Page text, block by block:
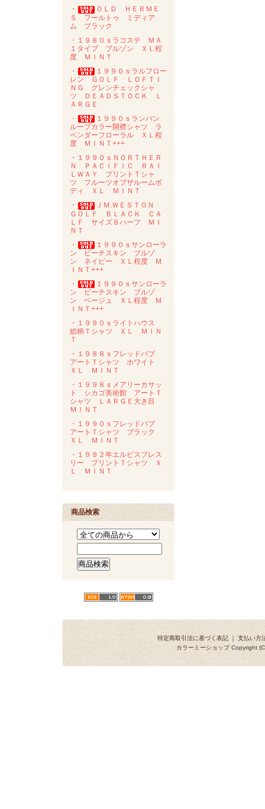
・
ＯＬＤ ＨＥＲＭＥ
Ｓ フールトゥ ミディア
ム ブラック
・１９８０ｓラコステ ＭＡ
１タイプ ブルゾン ＸＬ程
度 ＭＩＮＴ
・
１９９０ｓラルフロー
レン ＧＯＬＦ ＬＯＦＴＩ
ＮＧ グレンチェックシャ
ツ ＤＥＡＤＳＴＯＣＫ Ｌ
ＡＲＧＥ
・
１９９０ｓランバン
ループカラー開襟シャツ ラ
ベンダーフローラル ＸＬ程
度 ＭＩＮＴ+++
・１９９０ｓＮＯＲＴＨＥＲ
Ｎ ＰＡＣＩＦＩＣ ＲＡＩ
ＬＷＡＹ プリントＴシャ
ツ フルーツオブザルームボ
ディ ＸＬ ＭＩＮＴ
・
ＪＭ.ＷＥＳＴＯＮ
ＧＯＬＦ ＢＬＡＣＫ ＣＡ
ＬＦ サイズ８ハーフ ＭＩ
ＮＴ
・
１９９０ｓサンローラ
ン ピーチスキン ブルゾ
ン ネイビー ＸＬ程度 Ｍ
ＩＮＴ+++
・
１９９０ｓサンローラ
ン ピーチスキン ブルゾ
ン ベージュ ＸＬ程度 Ｍ
ＩＮＴ+++
・１９９０ｓライトハウス
総柄Ｔシャツ ＸＬ ＭＩＮ
Ｔ
・１９８８ｓフレッドバブ
アートＴシャツ ホワイト
ＸＬ ＭＩＮＴ
・１９９８ｓメアリーカサッ
ト シカゴ美術館 アートＴ
シャツ ＬＡＲＧＥ大き目
ＭＩＮＴ
・１９９０ｓフレッドバブ
アートＴシャツ ブラック
ＸＬ ＭＩＮＴ
・１９９２年エルビスプレス
リー プリントＴシャツ Ｘ
Ｌ ＭＩＮＴ
商品検索
特定商取引法に基づく表記 ｜ 支払い方
カラーミーショップCopyright